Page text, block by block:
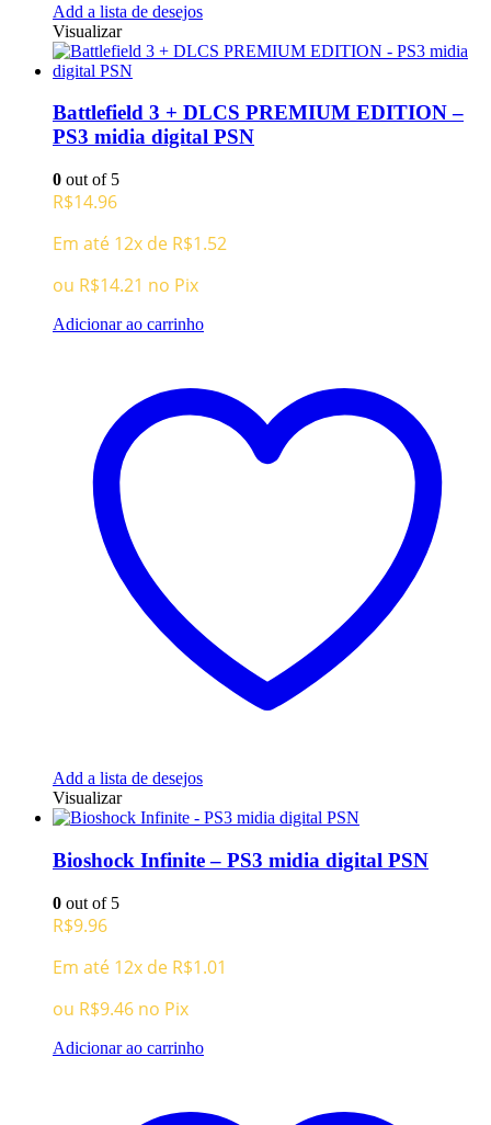
Add a lista de desejos
Visualizar
Battlefield 3 + DLCS PREMIUM EDITION –
PS3 midia digital PSN
0 out of 5
R$14.96
Em até 12x de R$1.52
ou R$14.21 no Pix
Adicionar ao carrinho
Add a lista de desejos
Visualizar
Bioshock Infinite – PS3 midia digital PSN
0 out of 5
R$9.96
Em até 12x de R$1.01
ou R$9.46 no Pix
Adicionar ao carrinho